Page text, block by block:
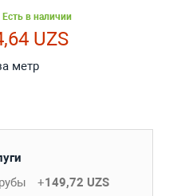
Есть в наличии
UZS
метр
+149,72 UZS